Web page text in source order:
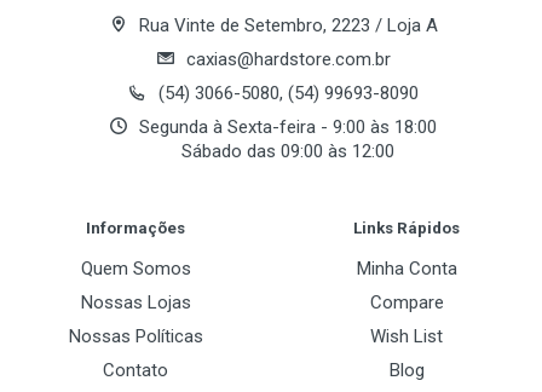
Rua Vinte de Setembro, 2223 / Loja A
caxias@hardstore.com.br
(54) 3066-5080, (54) 99693-8090
Segunda à Sexta-feira - 9:00 às 18:00
Sábado das 09:00 às 12:00
Informações
Quem Somos
Nossas Lojas
Nossas Políticas
Contato
Links Rápidos
Minha Conta
Compare
Wish List
Blog